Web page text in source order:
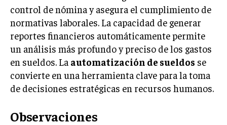
control de nómina y asegura el cumplimiento de
normativas laborales. La capacidad de generar
reportes financieros automáticamente permite
un análisis más profundo y preciso de los gastos
en sueldos. La automatización de sueldos se
convierte en una herramienta clave para la toma
de decisiones estratégicas en recursos humanos.
Observaciones